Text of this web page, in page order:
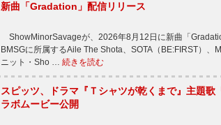
新曲「Gradation」配信リリース
ShowMinorSavageが、2026年8月12日に新曲「
BMSGに所属するAile The Shota、SOTA（BE:FIRST）、
ニット・Sho … 続きを読む
スピッツ、ドラマ『Ｔシャツが乾くまで』主題歌
ラボムービー公開